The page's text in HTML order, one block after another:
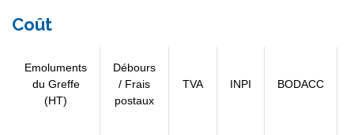
Coût
Emoluments
du Greffe
(HT)
Débours
/ Frais
postaux
TVA INPI BODACC